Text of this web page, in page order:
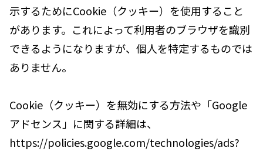
示するためにCookie（クッキー）を使用すること
があります。これによって利用者のブラウザを識別
できるようになりますが、個人を特定するものでは
ありません。
Cookie（クッキー）を無効にする方法や「Google
アドセンス」に関する詳細は、
https://policies.google.com/technologies/ads?